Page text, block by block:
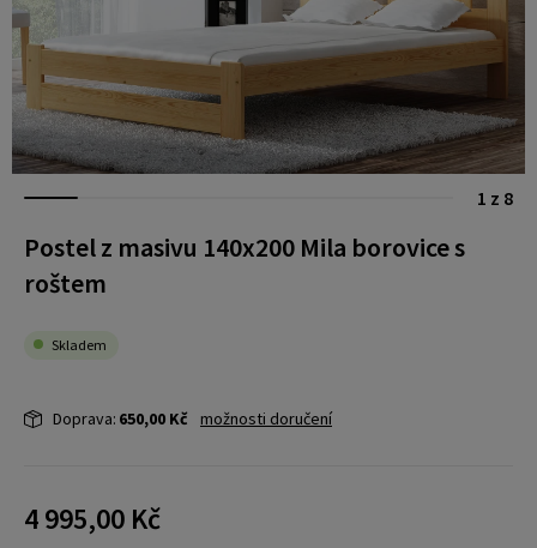
1 z 8
Postel z masivu 140x200 Mila borovice s
roštem
Skladem
Doprava: 650,00 Kč možnosti doručení
4 995,00 Kč